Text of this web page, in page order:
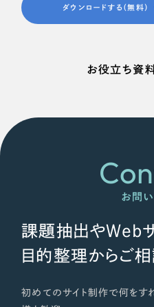
ダウンロードする（無料）
お役立ち資
お問
課題抽出やWeb
目的整理からご相
初めてのサイト制作で何をす